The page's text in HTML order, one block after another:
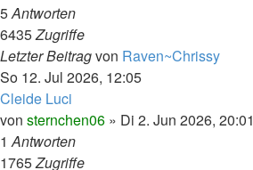
5Antworten
6435Zugriffe
Letzter Beitragvon Raven~Chrissy
So 12. Jul 2026, 12:05
Cleide Luci
von sternchen06 » Di 2. Jun 2026, 20:01
1Antworten
1765Zugriffe